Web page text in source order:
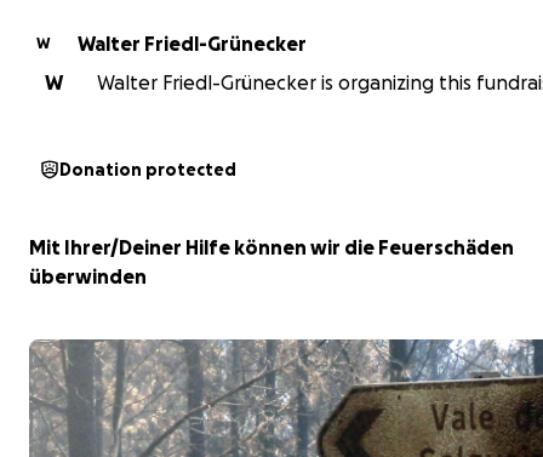
W
Walter Friedl-Grünecker
W
Walter Friedl-Grünecker is organizing this
Donation protected
Mit Ihrer/Deiner Hilfe können wir die Feuerschäden
überwinden